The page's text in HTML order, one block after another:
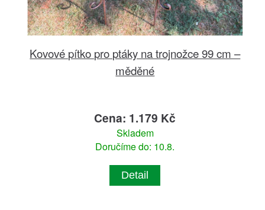
Kovové pítko pro ptáky na trojnožce 99 cm –
měděné
Cena: 1.179 Kč
Skladem
Doručíme do: 10.8.
Detail